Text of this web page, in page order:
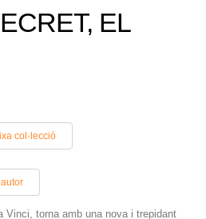
EL
col·lecció
Vinci, torna amb una nova i trepidant